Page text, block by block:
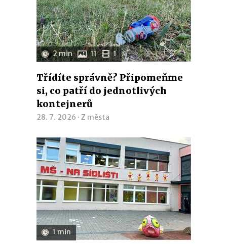
2 min 11 1
Třídíte správně? Připomeňme
si, co patří do jednotlivých
kontejnerů
28. 7. 2026 · Z města
1 min